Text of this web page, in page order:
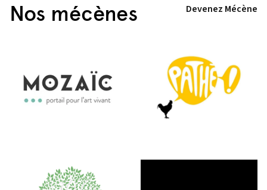
Nos mécènes Devenez Mécène